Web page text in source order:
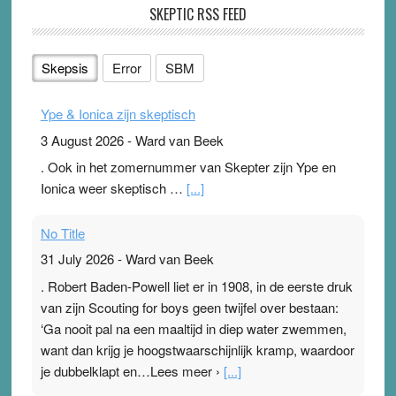
SKEPTIC RSS FEED
Skepsis Error SBM
Ype & Ionica zijn skeptisch
3 August 2026-Ward van Beek
. Ook in het zomernummer van Skepter zijn Ype en
Ionica weer skeptisch … [...]
No Title
31 July 2026-Ward van Beek
. Robert Baden-Powell liet er in 1908, in de eerste druk
van zijn Scouting for boys geen twijfel over bestaan:
‘Ga nooit pal na een maaltijd in diep water zwemmen,
want dan krijg je hoogstwaarschijnlijk kramp, waardoor
je dubbelklapt en…Lees meer › [...]